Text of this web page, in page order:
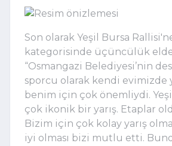
Son olarak Yeşil Bursa
kategorisinde üçüncülük
“Osmangazi Belediyesi’nin
sporcu olarak kendi evimizde
benim için çok önemliydi.
çok ikonik bir yarış. Etaplar
Bizim için çok kolay yarış
iyi olması bizi mutlu etti.